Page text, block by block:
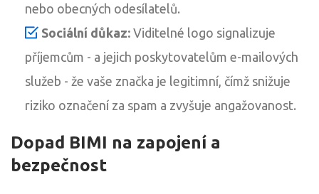
nebo obecných odesílatelů.
Sociální důkaz: Viditelné logo signalizuje
příjemcům - a jejich poskytovatelům e-mailových
služeb - že vaše značka je legitimní, čímž snižuje
riziko označení za spam a zvyšuje angažovanost.
Dopad BIMI na zapojení a
bezpečnost